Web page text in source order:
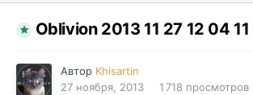
Oblivion 2013 11 27 12 04
Автор Khisartin
27 ноября, 2013
1 718 просмотров